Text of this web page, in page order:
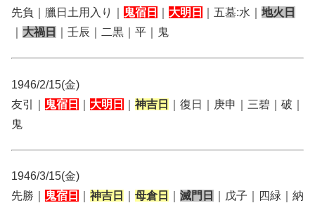
先負｜臘日土用入り｜
鬼宿日 大明日 ｜五墓:水｜ 地火日
大禍日 ｜壬辰｜二黒｜平｜鬼
1946/2/15(金)
友引｜
鬼宿日 大明日 神吉日
｜復日｜庚申｜三碧｜破｜
鬼
1946/3/15(金)
先勝｜
鬼宿日 神吉日 母倉日 滅門日
｜戊子｜四緑｜納